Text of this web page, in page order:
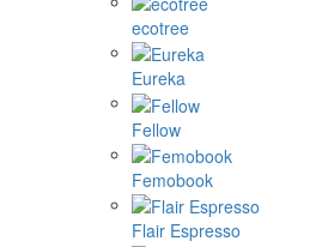
ecotree
Eureka
Fellow
Femobook
Flair Espresso